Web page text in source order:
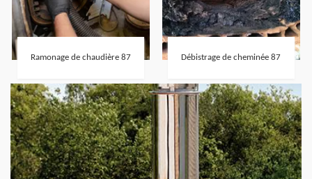
Ramonage de chaudière 87 Débistrage de cheminée 87